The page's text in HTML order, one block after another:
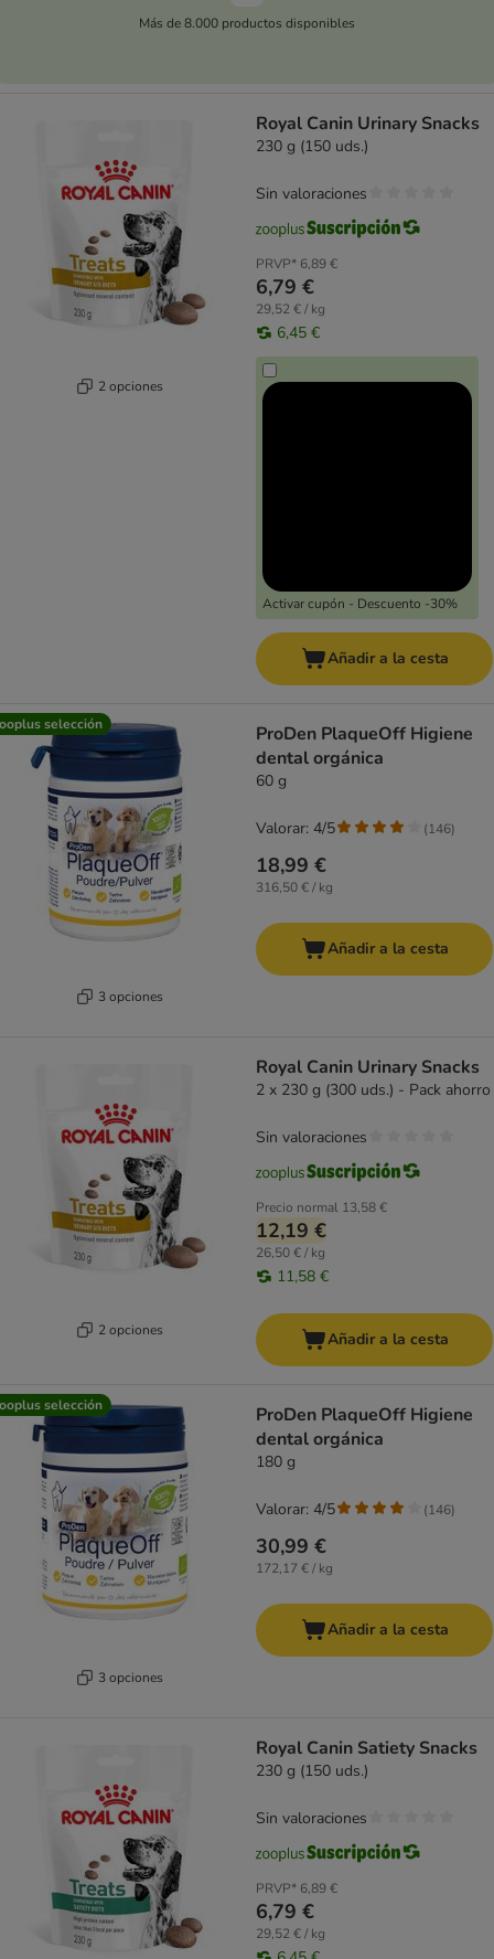
Más de 8.000 productos disponibles
2 opciones
Royal Canin Urinary Snacks
230 g (150 uds.)
PRVP* 6,89 €
6,79 €
29,52 € / kg
6,45 €
Activar cupón - Descuento -30%
Sin valoraciones
Añadir a la cesta
selección
3 opciones
ProDen PlaqueOff Higiene
dental orgánica
60 g
18,99 €
316,50 € / kg
Valorar: 4/5 (146)
Añadir a la cesta
2 opciones
Royal Canin Urinary Snacks
2 x 230 g (300 uds.) - Pack ahorro
Precio normal 13,58 €
12,19 €
26,50 € / kg
11,58 €
Sin valoraciones
Añadir a la cesta
selección
3 opciones
ProDen PlaqueOff Higiene
dental orgánica
180 g
30,99 €
172,17 € / kg
Valorar: 4/5 (146)
Añadir a la cesta
Royal Canin Satiety Snacks
230 g (150 uds.)
PRVP* 6,89 €
6,79 €
29,52 € / kg
Sin valoraciones